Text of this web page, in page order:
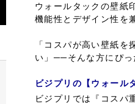
ウォールタックの壁紙
機能性とデザイン性を
「コスパが高い壁紙
い」──そんな方にぴっ
ビジプリの【ウォール
ビジプリでは『コスパ